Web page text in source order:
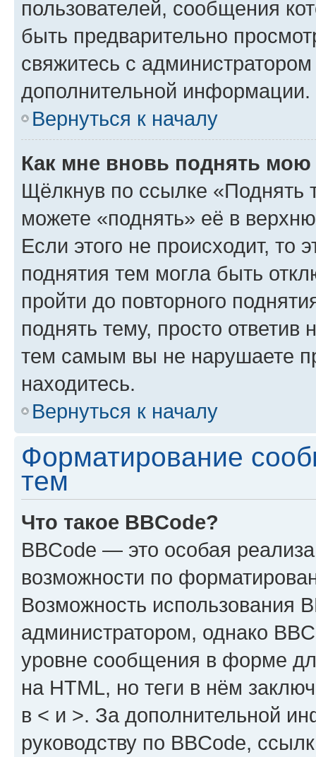
пользователей, сообщения
быть предварительно
свяжитесь с
дополнительной информации.
Вернуться к началу
Как мне вновь поднять мою
Щёлкнув по ссылке «Поднять
можете «поднять» её в
Если этого не происходит, то
поднятия тем могла быть
пройти до повторного
поднять тему, просто ответив
тем самым вы не нарушаете
находитесь.
Вернуться к началу
Форматирование
тем
Что такое BBCode?
BBCode — это особая
возможности по
Возможность использования
администратором, однако
уровне сообщения в форме
на HTML, но теги в нём
в < и >. За дополнительной
руководству по BBCode,